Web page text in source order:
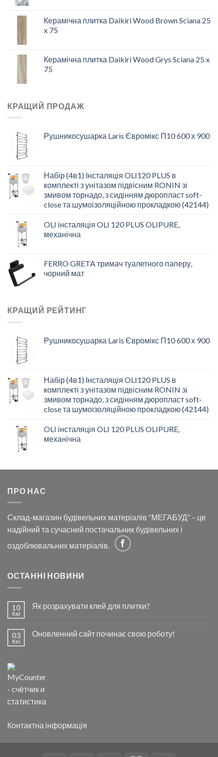
Керамічна плитка Daikiri Wood Brown Sciana 25
x 75
Керамічна плитка Daikiri Wood Grys Sciana 25 x
75
КРАЩИЙ ПРОДАЖ
Рушникосушарка Laris Євромікс П10 600 х 900
Набір (4в1) Інсталяція OLI120 PLUS в
комплекті з унітазом підвісним RONIN зі
змивом торнадо, з сидінням дюропласт soft-
close та шумоізоляційною прокладкою (42144)
OLI інсталяція OLI 120 PLUS OLIPURE,
механічна
FERRO GRETA тримач туалетного паперу,
чорний мат
КРАЩИЙ РЕЙТИНГ
Рушникосушарка Laris Євромікс П10 600 х 900
Набір (4в1) Інсталяція OLI120 PLUS в
комплекті з унітазом підвісним RONIN зі
змивом торнадо, з сидінням дюропласт soft-
close та шумоізоляційною прокладкою (42144)
OLI інсталяція OLI 120 PLUS OLIPURE,
механічна
ПРО НАС
Склад-магазин будівельних матеріалів “МЕГАБУД” – це
надійний та сучасний постачальник будівельних і
оздоблювальних матеріалів.
ОСТАННІ НОВИНИ
10
Кві
Як розрахувати клей для плитки?
03
Кві
Оновленний сайт починає свою роботу!
Контактна інформація